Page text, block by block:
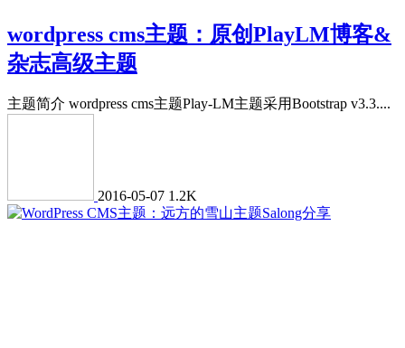
wordpress cms主题：原创PlayLM博客&
杂志高级主题
主题简介 wordpress cms主题Play-LM主题采用Bootstrap v3.3....
2016-05-07 1.2K